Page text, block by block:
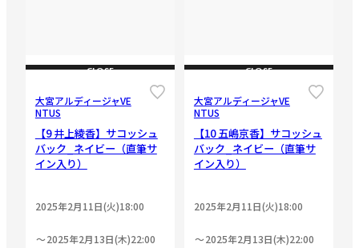
CLOSE
大宮アルディージャVE
NTUS
【9 井上綾香】サコッシュ
バック_ネイビー（直筆サ
イン入り）
2025年2月11日(火)18:00
2025年2月13日(木)22:00
CLOSE
大宮アルディージャVE
NTUS
【10 五嶋京香】サコッシュ
バック_ネイビー（直筆サ
イン入り）
2025年2月11日(火)18:00
2025年2月13日(木)22:00